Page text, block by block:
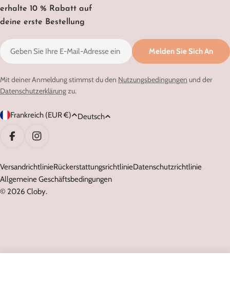
erhalte 10 % Rabatt auf
deine erste Bestellung
E-
Mail
Melden Sie Sich An
Mit deiner Anmeldung stimmst du den Nutzungsbedingungen und der
Datenschutzerklärungzu.
L
a
n
/
R
e
Frankreich (EUR €)
S
c
h
Deutsch
FacebookInstagram
© 2026 Cloby.
VersandrichtlinieRückerstattungsrichtlinieDatenschutzrichtlinie
Allgemeine Geschäftsbedingungen